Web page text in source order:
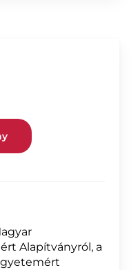
Alapítványról, a